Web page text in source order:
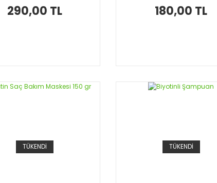
290,00 TL 180,00 TL
TÜKENDİ TÜKENDİ